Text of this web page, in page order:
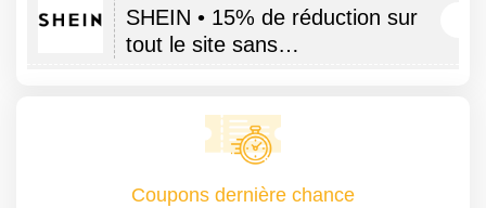
SHEIN • 15% de réduction sur
tout le site sans…
Coupons dernière chance